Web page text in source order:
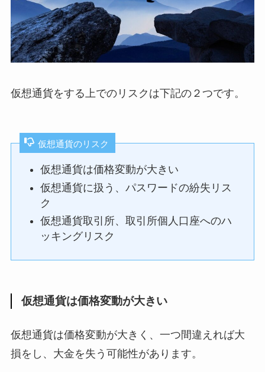
仮想通貨をする上でのリスクは下記の２つです。
仮想通貨のリスク
仮想通貨は価格変動が大きい
仮想通貨に扱う、パスワードの紛失リス
ク
仮想通貨取引所、取引所個人口座へのハ
ッキングリスク
仮想通貨は価格変動が大きい
仮想通貨は価格変動が大きく、一つ間違えれば大
損をし、大金を失う可能性があります。